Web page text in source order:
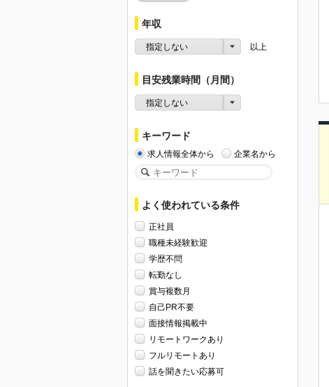
年収
指定しない 以上
目安残業時間（月間）
指定しない
キーワード
求人情報全体から 企業名から
よく使われている条件
正社員
職種未経験歓迎
学歴不問
転勤なし
賞与複数月
自己PR不要
面接情報掲載中
リモートワークあり
フルリモートあり
話を聞きたい応募可